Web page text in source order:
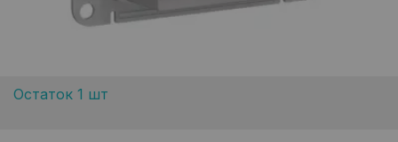
Остаток 1 шт